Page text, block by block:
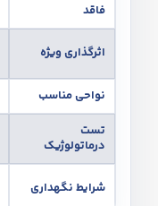
فاقد
اثرگذاری ویژه
نواحی مناسب
تست
درماتولوژیک
شرایط نگهداری